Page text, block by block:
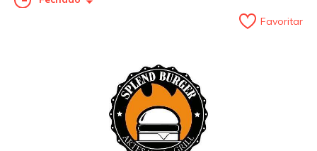
Favoritar